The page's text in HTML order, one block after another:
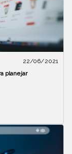
22/06/2021
planejar